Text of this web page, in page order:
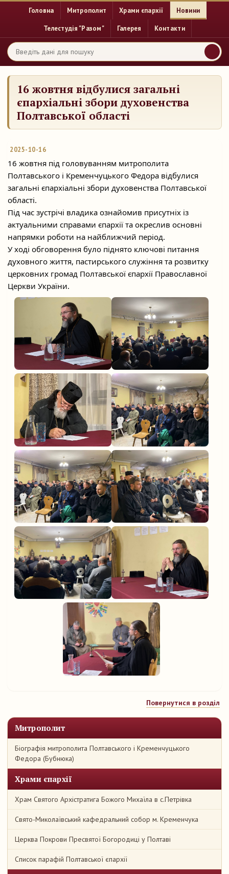
Головна Митрополит Храми єпархії Новини
Телестудія "Разом" Галерея Контакти
Митрополит
Біографія митрополита Полтавського і Кременчуцького
Федора (Бубнюка)
Храми єпархії
Храм Святого Архістратига Божого Михаїла в с.Петрівка
Свято-Миколаївський кафедральний собор м. Кременчука
Церква Покрови Пресвятої Богородиці у Полтаві
Список парафій Полтавської єпархії
16 жовтня відбулися загальні
єпархіальні збори духовенства
Полтавської області
2025-10-16
16 жовтня під головуванням митрополита
Полтавського і Кременчуцького Федора відбулися
загальні єпархіальні збори духовенства Полтавської
області.
Під час зустрічі владика ознайомив присутніх із
актуальними справами єпархії та окреслив основні
напрямки роботи на найближчий період.
У ході обговорення було піднято ключові питання
духовного життя, пастирського служіння та розвитку
церковних громад Полтавської єпархії Православної
Церкви України.
Повернутися в розділ